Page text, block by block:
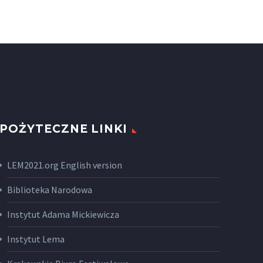
POŻYTECZNE LINKI
LEM2021.org English version
Biblioteka Narodowa
Instytut Adama Mickiewicza
Instytut Lema